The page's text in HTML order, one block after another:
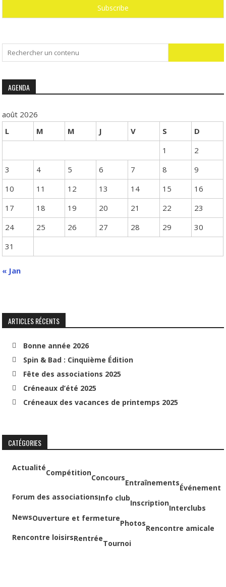
for:
AGENDA
août 2026
L
M M J V S
D
1
2
3
4 5 6 7 8
9
10
11 12 13 14 15
16
17
18 19 20 21 22
23
24
25 26 27 28 29
30
31
« Jan
ARTICLES RÉCENTS
Bonne année 2026
Spin & Bad : Cinquième Édition
Fête des associations 2025
Créneaux d’été 2025
Créneaux des vacances de printemps 2025
CATÉGORIES
Actualité
Compétition
Concours
Entraînements
Événement
Forum des associationsInfo club
Inscription
Interclubs
NewsOuverture et fermeture
Photos
Rencontre amicale
Rencontre loisirsRentrée
Tournoi